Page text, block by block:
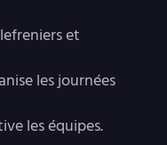
et
les journées
les équipes.